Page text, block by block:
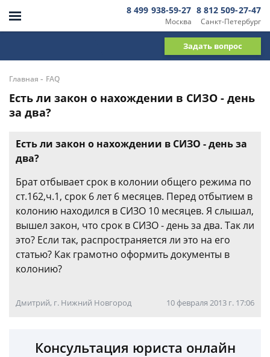
Москва
8 499 938-59-27
Санкт-Петербург
8 812 509-27-47
Задать вопрос
Главная - FAQ
Есть ли закон о нахождении в СИЗО - день
за два?
Есть ли закон о нахождении в СИЗО - день за
два?
Брат отбывает срок в колонии общего режима по
ст.162,ч.1, срок 6 лет 6 месяцев. Перед отбытием в
колонию находился в СИЗО 10 месяцев. Я слышал,
вышел закон, что срок в СИЗО - день за два. Так ли
это? Если так, распространяется ли это на его
статью? Как грамотно оформить документы в
колонию?
Дмитрий, г. Нижний Новгород 10 февраля 2013 г. 17:06
Консультация юриста онлайн